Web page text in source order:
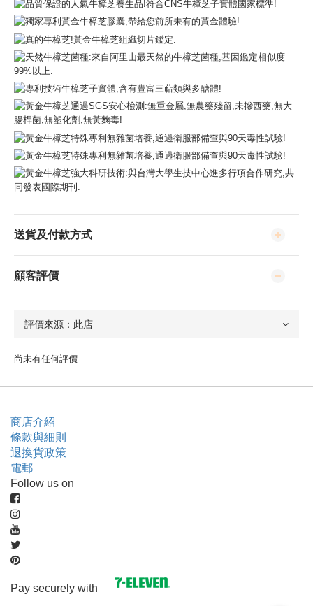
送貨及付款方式
顧客評價
尚未有任何評價
商店介紹
條款與細則
退換貨政策
電郵
Follow us on
Pay securely with